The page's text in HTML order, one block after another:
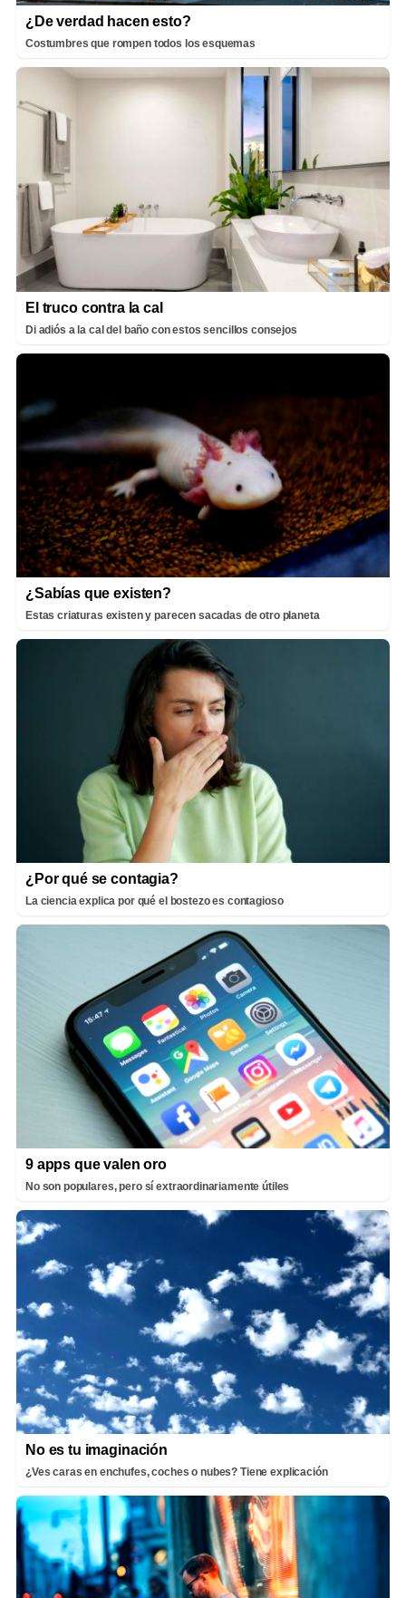
¿De verdad hacen esto?
Costumbres que rompen todos los esquemas
El truco contra la cal
Di adiós a la cal del baño con estos sencillos consejos
¿Sabías que existen?
Estas criaturas existen y parecen sacadas de otro planeta
¿Por qué se contagia?
La ciencia explica por qué el bostezo es contagioso
9 apps que valen oro
No son populares, pero sí extraordinariamente útiles
No es tu imaginación
¿Ves caras en enchufes, coches o nubes? Tiene explicación